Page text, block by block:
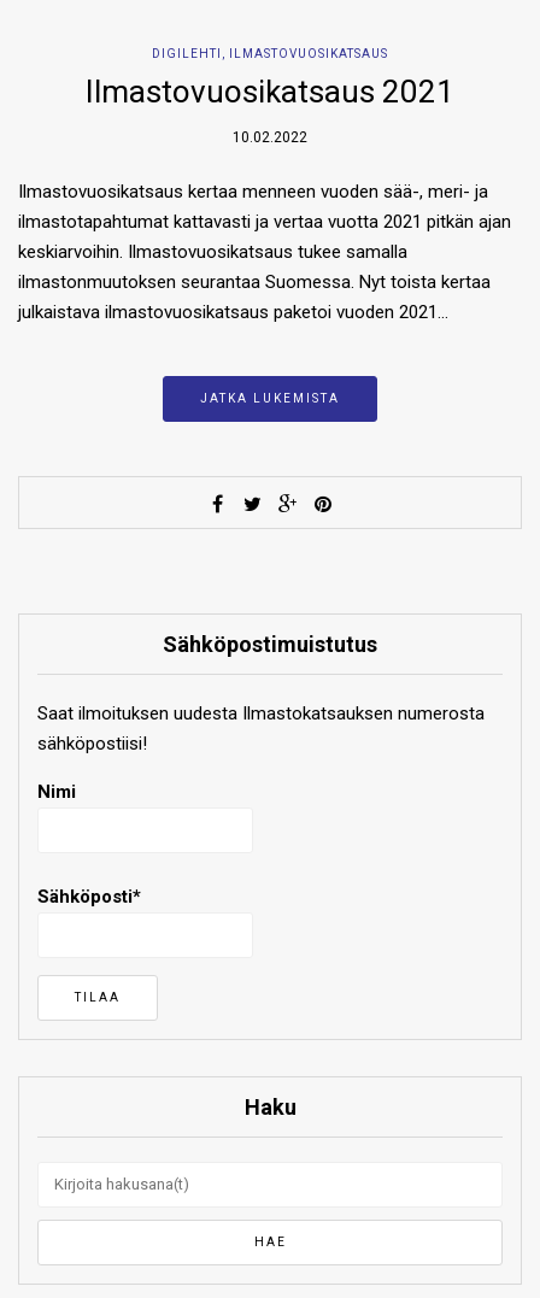
DIGILEHTI ILMASTOVUOSIKATSAUS
Ilmastovuosikatsaus 2021
10.02.2022
Ilmastovuosikatsaus kertaa menneen vuoden sää-, meri- ja
ilmastotapahtumat kattavasti ja vertaa vuotta 2021 pitkän ajan
keskiarvoihin. Ilmastovuosikatsaus tukee samalla
ilmastonmuutoksen seurantaa Suomessa. Nyt toista kertaa
julkaistava ilmastovuosikatsaus paketoi vuoden 2021…
JATKA LUKEMISTA
Sähköpostimuistutus
Saat ilmoituksen uudesta Ilmastokatsauksen numerosta
sähköpostiisi!
Nimi
Sähköposti*
Haku